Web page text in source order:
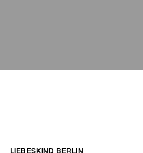
LIEBESKIND BERLIN